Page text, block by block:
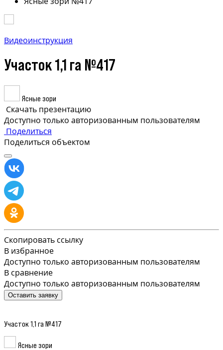
Видеоинструкция
Участок 1,1 га №417
Ясные зори
Скачать презентацию
Доступно только авторизованным пользователям
Поделиться
Поделиться объектом
Скопировать ссылку
В избранное
Доступно только авторизованным пользователям
В сравнение
Доступно только авторизованным пользователям
Оставить заявку
Участок 1,1 га №417
Ясные зори